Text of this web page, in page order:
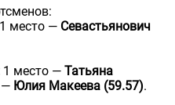
место — Севастьянович
1 место — Татьяна
— Юлия Макеева (59.57).